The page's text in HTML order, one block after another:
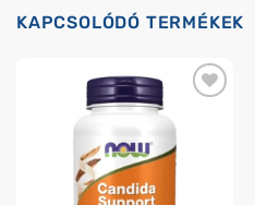
KAPCSOLÓDÓ TERMÉKEK